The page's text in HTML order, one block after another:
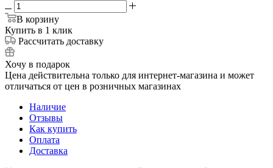
В корзину
Купить в 1 клик
Рассчитать доставку
Хочу в подарок
Цена действительна только для интернет-магазина и может
отличаться от цен в розничных магазинах
Наличие
Отзывы
Как купить
Оплата
Доставка